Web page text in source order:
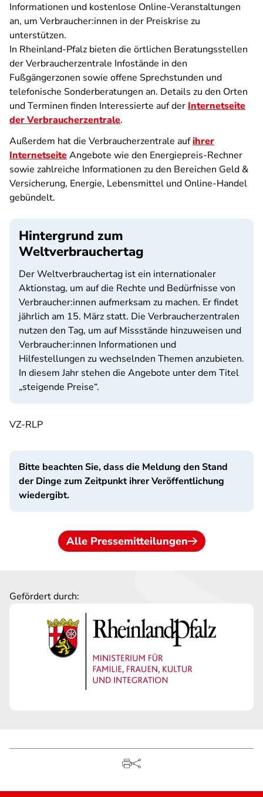
Informationen und kostenlose Online-Veranstaltungen
an, um Verbraucher:innen in der Preiskrise zu
unterstützen.
In Rheinland-Pfalz bieten die örtlichen Beratungsstellen
der Verbraucherzentrale Infostände in den
Fußgängerzonen sowie offene Sprechstunden und
telefonische Sonderberatungen an. Details zu den Orten
und Terminen finden Interessierte auf der Internetseite
der Verbraucherzentrale.
Außerdem hat die Verbraucherzentrale aufihrer
InternetseiteAngebote wie den Energiepreis-Rechner
sowie zahlreiche Informationen zu den Bereichen Geld &
Versicherung, Energie, Lebensmittel und Online-Handel
gebündelt.
Hintergrund zum
Weltverbrauchertag
Der Weltverbrauchertag ist ein internationaler
Aktionstag, um auf die Rechte und Bedürfnisse von
Verbraucher:innen aufmerksam zu machen. Er findet
jährlich am 15. März statt. Die Verbraucherzentralen
nutzen den Tag, um auf Missstände hinzuweisen und
Verbraucher:innen Informationen und
Hilfestellungen zu wechselnden Themen anzubieten.
In diesem Jahr stehen die Angebote unter dem Titel
„steigende Preise“.
VZ-RLP
Bitte beachten Sie, dass die Meldung den Stand
der Dinge zum Zeitpunkt ihrer Veröffentlichung
wiedergibt.
Alle Pressemitteilungen
Gefördert durch: